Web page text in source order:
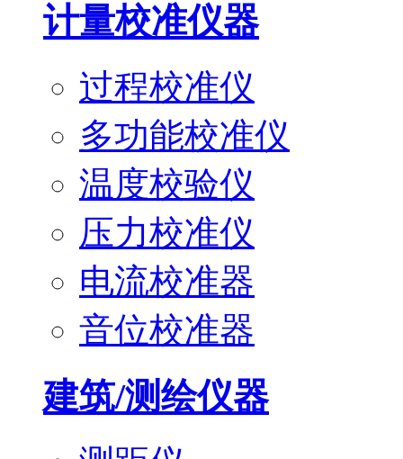
计量校准仪器
过程校准仪
多功能校准仪
温度校验仪
压力校准仪
电流校准器
音位校准器
建筑/测绘仪器